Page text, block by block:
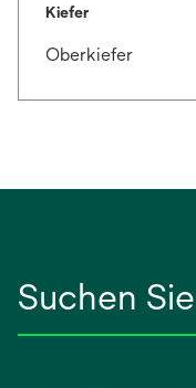
Kiefer
Oberkiefer
Suchen